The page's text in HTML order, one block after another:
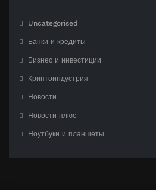
Uncategorised
Банки и кредиты
Бизнес и инвестиции
Криптоиндустрия
Новости
Новости плюс
Ноутбуки и планшеты